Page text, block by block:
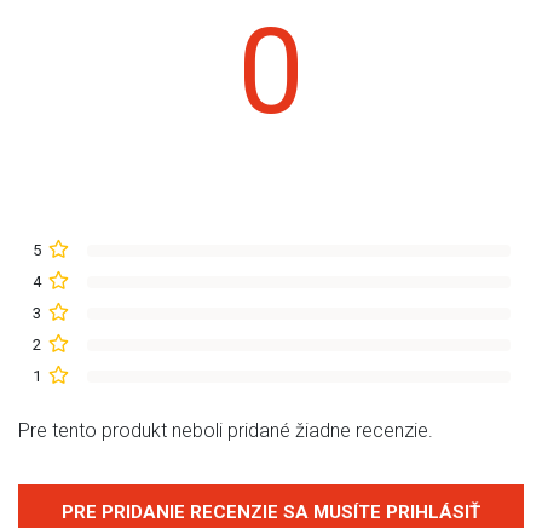
0
5
4
3
2
1
Pre tento produkt neboli pridané žiadne recenzie.
PRE PRIDANIE RECENZIE SA MUSÍTE PRIHLÁSIŤ